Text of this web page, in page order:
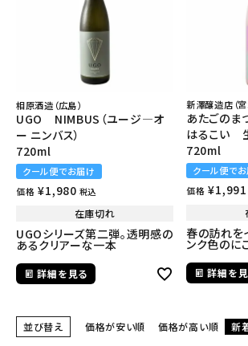
相原酒造（広島）
UGO NIMBUS（ユージ―オ
ー ニンバス）
720ml
クール便でお届け
価格 ¥1,980 税込
在庫切れ
UGOシリーズ第二弾。透明感の
あるクリアーな一本
詳細を見る
新澤醸造店（宮
あたごのま
はるこい
720ml
クール便で
価格 ¥1,991
春の訪れを
ンク色のに
詳細を
並び替え 価格が安い順 価格が高い順 新